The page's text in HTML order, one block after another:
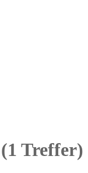
(1 Treffer)